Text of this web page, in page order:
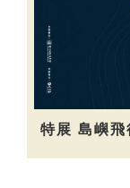
特展 島嶼